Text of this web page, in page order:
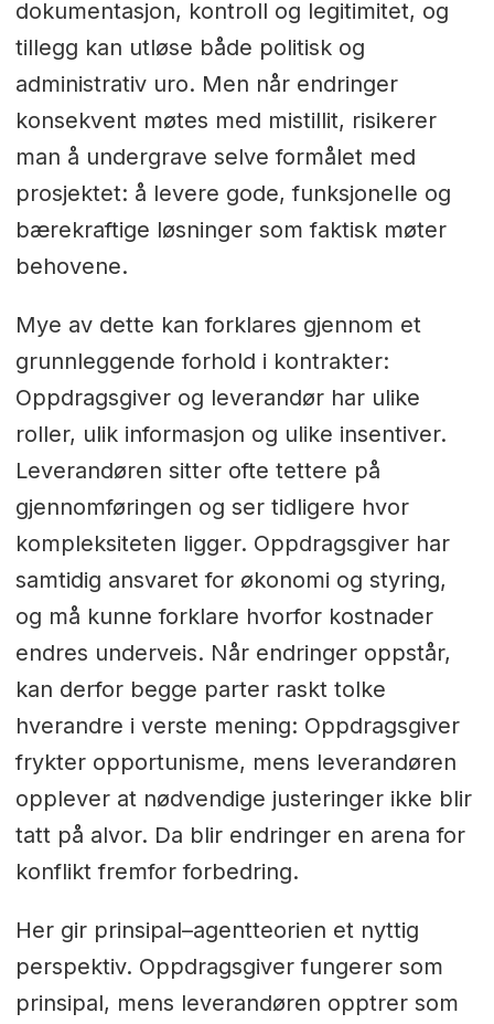
dokumentasjon, kontroll og legitimitet, og
tillegg kan utløse både politisk og
administrativ uro. Men når endringer
konsekvent møtes med mistillit, risikerer
man å undergrave selve formålet med
prosjektet: å levere gode, funksjonelle og
bærekraftige løsninger som faktisk møter
behovene.
Mye av dette kan forklares gjennom et
grunnleggende forhold i kontrakter:
Oppdragsgiver og leverandør har ulike
roller, ulik informasjon og ulike insentiver.
Leverandøren sitter ofte tettere på
gjennomføringen og ser tidligere hvor
kompleksiteten ligger. Oppdragsgiver har
samtidig ansvaret for økonomi og styring,
og må kunne forklare hvorfor kostnader
endres underveis. Når endringer oppstår,
kan derfor begge parter raskt tolke
hverandre i verste mening: Oppdragsgiver
frykter opportunisme, mens leverandøren
opplever at nødvendige justeringer ikke blir
tatt på alvor. Da blir endringer en arena for
konflikt fremfor forbedring.
Her gir prinsipal–agentteorien et nyttig
perspektiv. Oppdragsgiver fungerer som
prinsipal, mens leverandøren opptrer som